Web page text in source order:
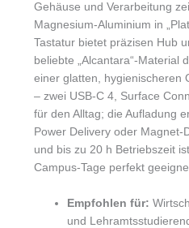
Gehäuse und Verarbeitung
Magnesium-Aluminium in
Tastatur bietet präzisen Hub
beliebte „Alcantara“-Material
einer glatten, hygienischeren
– zwei USB-C 4, Surface
für den Alltag; die Aufladung
Power Delivery oder Magnet-
und bis zu 20 h Betriebszeit
Campus-Tage perfekt
Empfohlen für:
und